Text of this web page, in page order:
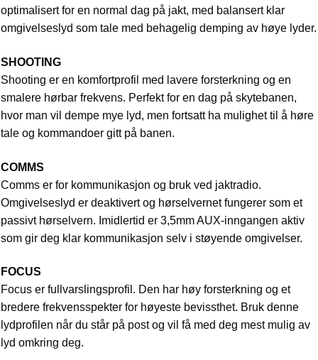
optimalisert for en normal dag på jakt, med balansert klar
omgivelseslyd som tale med behagelig demping av høye lyder.
SHOOTING
Shooting er en komfortprofil med lavere forsterkning og en
smalere hørbar frekvens. Perfekt for en dag på skytebanen,
hvor man vil dempe mye lyd, men fortsatt ha mulighet til å høre
tale og kommandoer gitt på banen.
COMMS
Comms er for kommunikasjon og bruk ved jaktradio.
Omgivelseslyd er deaktivert og hørselvernet fungerer som et
passivt hørselvern. Imidlertid er 3,5mm AUX-inngangen aktiv
som gir deg klar kommunikasjon selv i støyende omgivelser.
FOCUS
Focus er fullvarslingsprofil. Den har høy forsterkning og et
bredere frekvensspekter for høyeste bevissthet. Bruk denne
lydprofilen når du står på post og vil få med deg mest mulig av
lyd omkring deg.